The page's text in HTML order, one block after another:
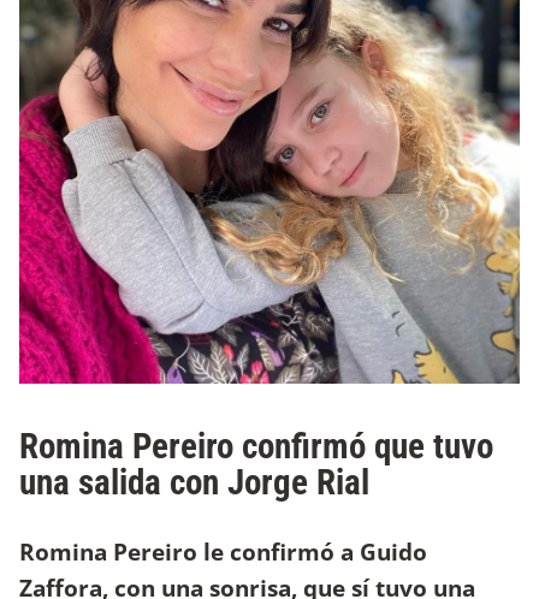
Romina Pereiro confirmó que tuvo
una salida con Jorge Rial
Romina Pereiro le confirmó a Guido
Zaffora, con una sonrisa, que sí tuvo una